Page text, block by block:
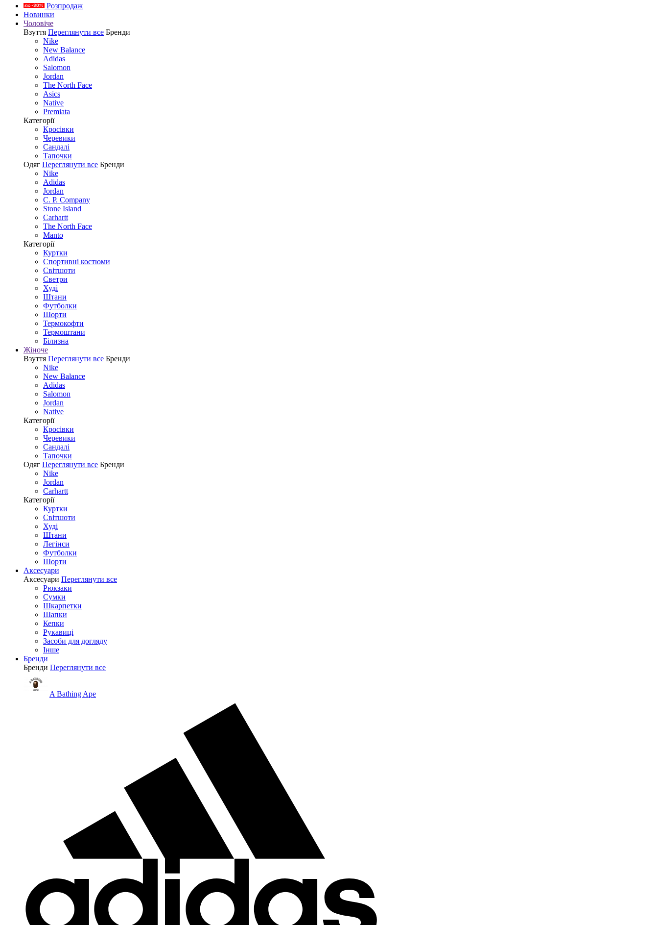
Розпродаж
Новинки
Чоловіче
Взуття Переглянути все Бренди
Nike
New Balance
Adidas
Salomon
Jordan
The North Face
Asics
Native
Premiata
Категорії
Кросівки
Черевики
Сандалі
Tапочки
Одяг Переглянути все Бренди
Nike
Adidas
Jordan
C. P. Company
Stone Island
Carhartt
The North Face
Manto
Категорії
Куртки
Спортивні костюми
Світшоти
Светри
Худі
Штани
Футболки
Шорти
Термокофти
Термоштани
Білизна
Жіноче
Взуття Переглянути все Бренди
Nike
New Balance
Adidas
Salomon
Jordan
Native
Категорії
Кросівки
Черевики
Сандалі
Tапочки
Одяг Переглянути все Бренди
Nike
Jordan
Carhartt
Категорії
Куртки
Світшоти
Худі
Штани
Легінси
Футболки
Шорти
Аксесуари
Аксесуари Переглянути все
Рюкзаки
Сумки
Шкарпетки
Шапки
Кепки
Рукавиці
Засоби для догляду
Інше
Бренди
Бренди Переглянути все
A Bathing Ape